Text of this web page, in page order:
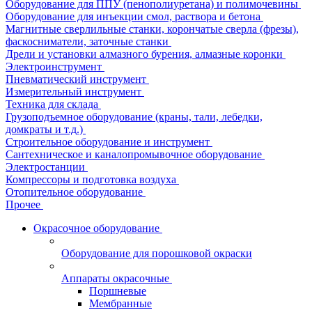
Оборудование для ППУ (пенополиуретана) и полимочевины
Оборудование для инъекции смол, раствора и бетона
Магнитные сверлильные станки, корончатые сверла (фрезы),
фаскосниматели, заточные станки
Дрели и установки алмазного бурения, алмазные коронки
Электроинструмент
Пневматический инструмент
Измерительный инструмент
Техника для склада
Грузоподъемное оборудование (краны, тали, лебедки,
домкраты и т.д.)
Строительное оборудование и инструмент
Сантехническое и каналопромывочное оборудование
Электростанции
Компрессоры и подготовка воздуха
Отопительное оборудование
Прочее
Окрасочное оборудование
Оборудование для порошковой окраски
Аппараты окрасочные
Поршневые
Мембранные